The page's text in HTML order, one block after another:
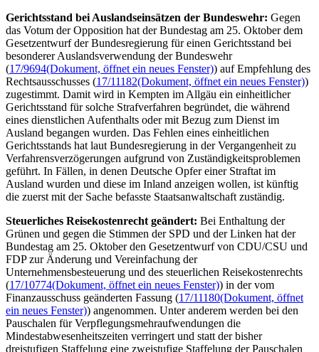
Gerichtsstand bei Auslandseinsätzen der Bundeswehr: Gegen
das Votum der Opposition hat der Bundestag am 25. Oktober dem
Gesetzentwurf der Bundesregierung für einen Gerichtsstand bei
besonderer Auslandsverwendung der Bundeswehr
(17/9694(Dokument, öffnet ein neues Fenster)) auf Empfehlung des
Rechtsausschusses (17/11182(Dokument, öffnet ein neues Fenster))
zugestimmt. Damit wird in Kempten im Allgäu ein einheitlicher
Gerichtsstand für solche Strafverfahren begründet, die während
eines dienstlichen Aufenthalts oder mit Bezug zum Dienst im
Ausland begangen wurden. Das Fehlen eines einheitlichen
Gerichtsstands hat laut Bundesregierung in der Vergangenheit zu
Verfahrensverzögerungen aufgrund von Zuständigkeitsproblemen
geführt. In Fällen, in denen Deutsche Opfer einer Straftat im
Ausland wurden und diese im Inland anzeigen wollen, ist künftig
die zuerst mit der Sache befasste Staatsanwaltschaft zuständig.
Steuerliches Reisekostenrecht geändert: Bei Enthaltung der
Grünen und gegen die Stimmen der SPD und der Linken hat der
Bundestag am 25. Oktober den Gesetzentwurf von CDU/CSU und
FDP zur Änderung und Vereinfachung der
Unternehmensbesteuerung und des steuerlichen Reisekostenrechts
(17/10774(Dokument, öffnet ein neues Fenster)) in der vom
Finanzausschuss geänderten Fassung (17/11180(Dokument, öffnet
ein neues Fenster)) angenommen. Unter anderem werden bei den
Pauschalen für Verpflegungsmehraufwendungen die
Mindestabwesenheitszeiten verringert und statt der bisher
dreistufigen Staffelung eine zweistufige Staffelung der Pauschalen